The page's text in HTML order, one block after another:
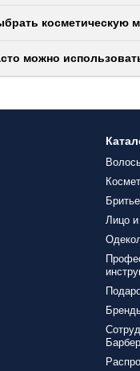
косметическую
можно
Бритье
Лицо и